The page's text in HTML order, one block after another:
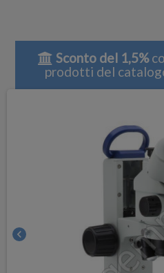
Sconto del 1,5%
prodotti del
chevron_left